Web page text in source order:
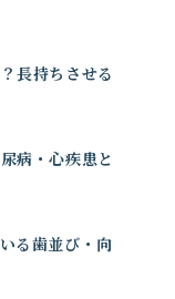
長持ちさせる
病・心疾患と
る歯並び・向